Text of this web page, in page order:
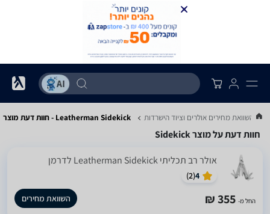
השוואת מחירים אולרים וציוד הישרדות Leatherman Sidekick - חוות דעת מוצר
חוות דעת על מוצר Sidekick
‏אולר רב תכליתי Leatherman Sidekick לדרמן
4
(
2
)
החל מ- 355 ₪ השוואת מחירים